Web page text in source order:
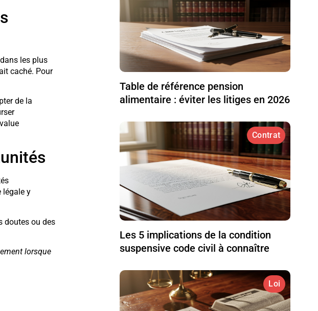
les plus
caché. Pour
de la
légale y
doutes ou des
lorsque
Table de référence pension
alimentaire : éviter les litiges en 2026
Contrat
Les 5 implications de la condition
suspensive code civil à connaître
Loi